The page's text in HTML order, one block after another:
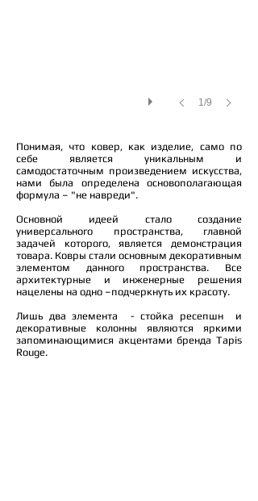
1/9
Понимая, что ковер, как изделие, само по
себе является уникальным и
самодостаточным произведением искусства,
нами была определена основополагающая
формула – "не навреди".
Основной идеей стало создание
универсального пространства, главной
задачей которого, является демонстрация
товара. Ковры стали основным декоративным
элементом данного пространства. Все
архитектурные и инженерные решения
нацелены на одно –подчеркнуть их красоту.
Лишь два элемента - стойка ресепшн и
декоративные колонны являются яркими
запоминающимися акцентами бренда Tapis
Rouge.